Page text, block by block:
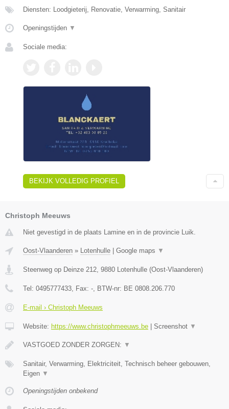
Diensten: Loodgieterij, Renovatie, Verwarming, Sanitair
Openingstijden ▼
Sociale media:
BEKIJK VOLLEDIG PROFIEL
Christoph Meeuws
Niet gevestigd in de plaats Lamine en in de provincie Luik.
Oost-Vlaanderen » Lotenhulle | Google maps ▼
Steenweg op Deinze 212 9880 Lotenhulle (Oost-Vlaanderen)
Tel: 0495777433 , Fax: - , BTW-nr: BE 0808.206.770
E-mail › Christoph Meeuws
Website: https://www.christophmeeuws.be | Screenshot ▼
VASTGOED ZONDER ZORGEN: ▼
Sanitair, Verwarming, Elektriciteit, Technisch beheer gebouwen,
Eigen ▼
Openingstijden onbekend